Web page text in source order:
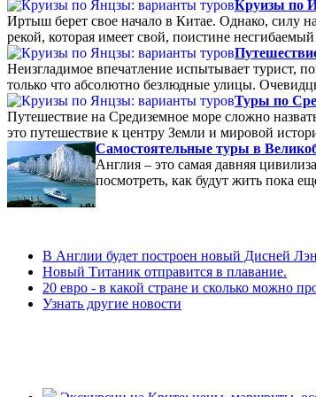
Круизы по
Иртыш берет свое начало в Китае. Однако, силу
рекой, которая имеет свой, поистине несгибаемый
Неизгладимое впечатление испытывает турист,
только что абсолютно безлюдные улицы.
Туры по
Путешествие на Средиземное море сложно
это путешествие к центру Земли и мировой
Самостоятельные туры в
Англия – это самая давняя
посмотреть, как будут жить пока
В Англии будет построен новый Дисней
Новый Титаник отправится в плавание.
20 евро - в какой стране и сколько можно
Узнать другие новости